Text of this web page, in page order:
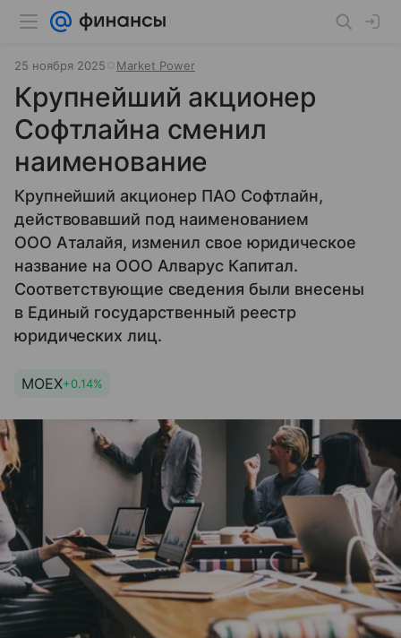
25 ноября 2025 Market Power
Крупнейший акционер
Софтлайна сменил
наименование
Крупнейший акционер ПАО Софтлайн,
действовавший под наименованием
ООО Аталайя, изменил свое юридическое
название на ООО Алварус Капитал.
Соответствующие сведения были внесены
в Единый государственный реестр
юридических лиц.
MOEX+0.14%